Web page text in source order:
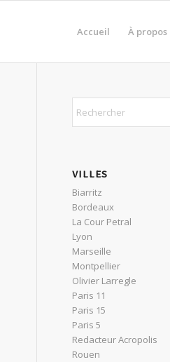
Accueil À propos
VILLES
Biarritz
Bordeaux
La Cour Petral
Lyon
Marseille
Montpellier
Olivier Larregle
Paris 11
Paris 15
Paris 5
Redacteur Acropolis
Rouen